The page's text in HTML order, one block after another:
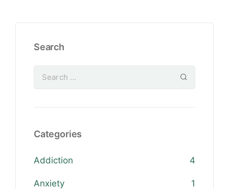
Search
Categories
Addiction 4
Anxiety 1